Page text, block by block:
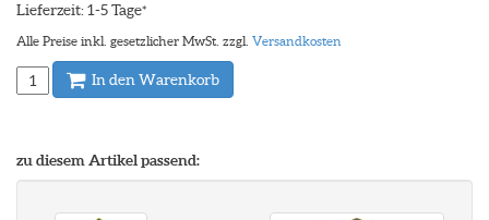
Lieferzeit: 1-5 Tage*
Alle Preise inkl. gesetzlicher MwSt. zzgl. Versandkosten
In den Warenkorb
zu diesem Artikel passend: